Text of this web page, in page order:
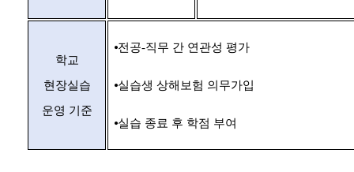
학교
현장실습
운영 기준
⦁전공-직무 간 연관성 평가
⦁실습생 상해보험 의무가입
⦁실습 종료 후 학점 부여